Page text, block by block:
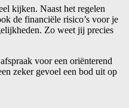
kijken. Naast het regelen
de financiële risico’s voor je
Zo weet jij precies
voor een oriënterend
zeker gevoel een bod uit op